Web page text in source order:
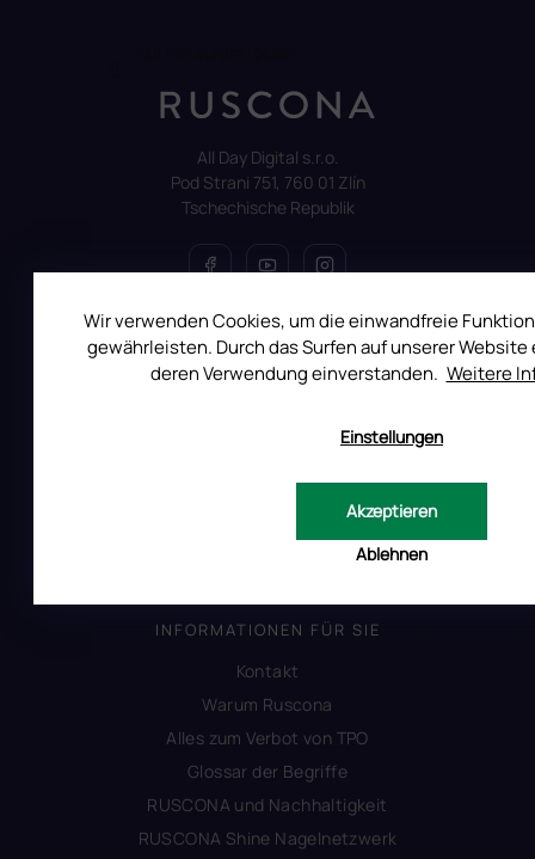
Wir verwenden Cookies, um die einwandfreie
gewährleisten. Durch das Surfen auf unserer Website
deren Verwendung einverstanden. Weitere
Einstellungen
Ablehnen
Akzeptieren
All Day Digital s.r.o.
Pod Strani 751, 760 01 Zlín
Tschechische Republik
ALLES ÜBER DEN EINKAUF
Reklamation
Allgemeine Geschäftsbedingungen
Datenschutzerklärung
INFORMATIONEN FÜR SIE
Kontakt
Warum Ruscona
Alles zum Verbot von TPO
Glossar der Begriffe
RUSCONA und Nachhaltigkeit
RUSCONA Shine Nagelnetzwerk